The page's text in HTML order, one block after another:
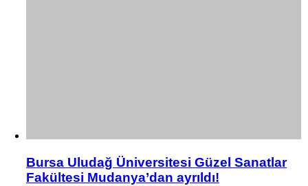
Bursa Uludağ Üniversitesi Güzel Sanatlar
Fakültesi Mudanya’dan ayrıldı!